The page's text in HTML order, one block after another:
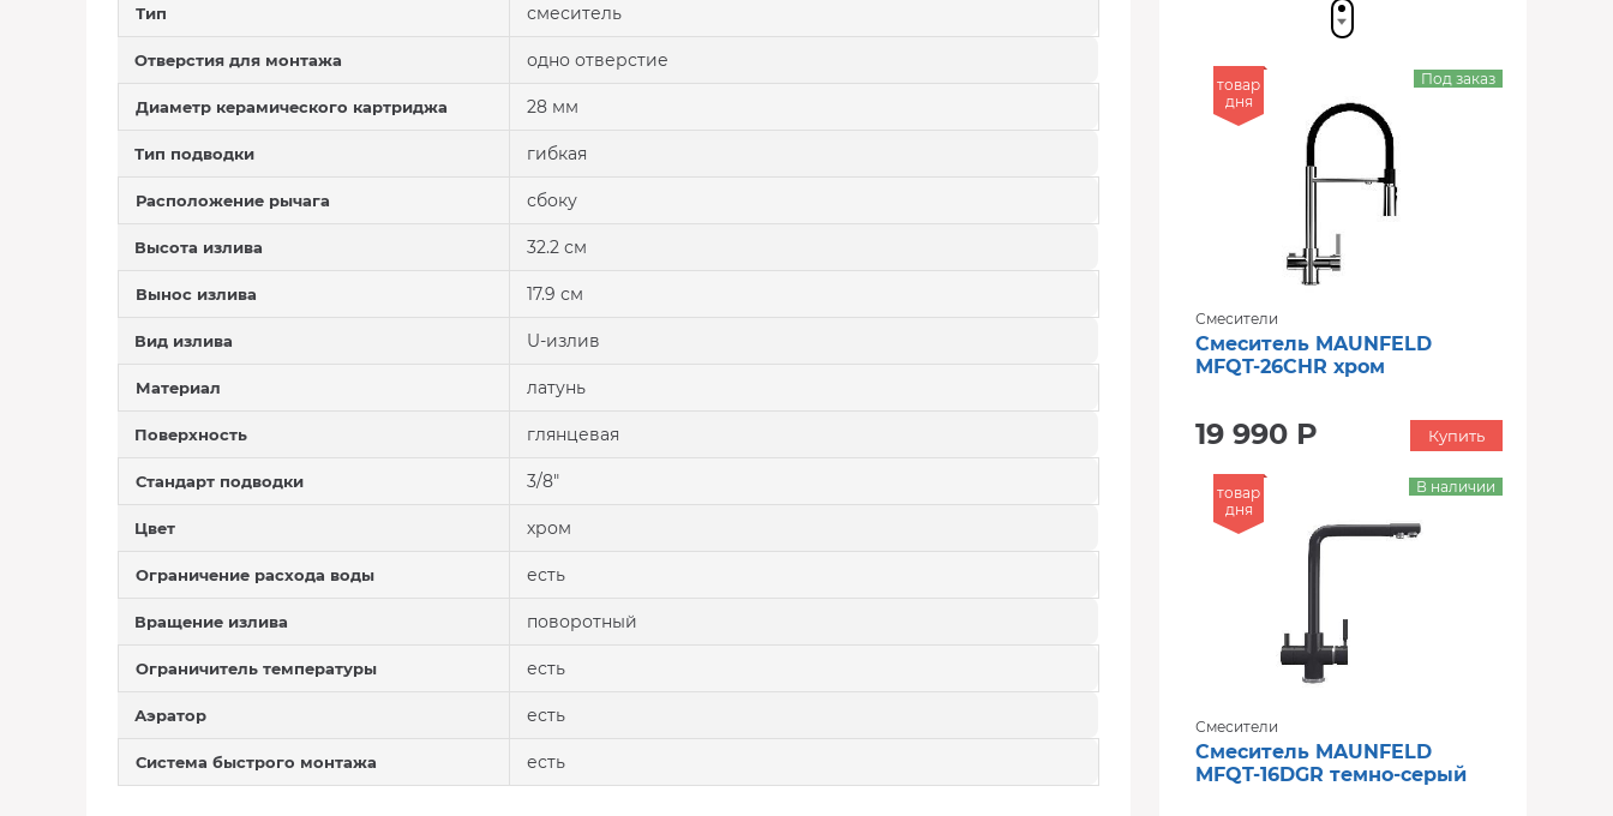
Тип смеситель
Отверстия для монтажа одно отверстие
Диаметр керамического картриджа 28 мм
Тип подводки гибкая
Расположение рычага сбоку
Высота излива 32.2 см
Вынос излива 17.9 см
Вид излива U-излив
Материал латунь
Поверхность глянцевая
Стандарт подводки 3/8"
Цвет хром
Ограничение расхода воды есть
Вращение излива поворотный
Ограничитель температуры есть
Аэратор есть
Система быстрого монтажа есть
товар
дня
Смесители
Смеситель MAUNFELD
MFQT-26CHR хром
19 990 Р
Под заказ
Купить
товар
дня
Смесители
Смеситель MAUNFELD
MFQT-16DGR темно-серый
В наличии